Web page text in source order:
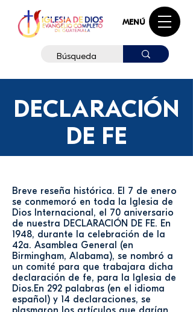
MENÚ
Breve reseña histórica. El 7 de enero
se conmemoró en toda la Iglesia de
Dios Internacional, el 70 aniversario
de nuestra DECLARACIÓN DE FE. En
1948, durante la celebración de la
42a. Asamblea General (en
Birmingham, Alabama), se nombró a
un comité para que trabajara dicha
declaración de fe, para la Iglesia de
Dios.En 292 palabras (en el idioma
español) y 14 declaraciones, se
DECLARACIÓN
DE FE